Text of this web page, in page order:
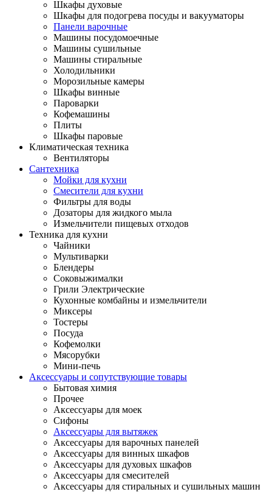
Шкафы духовые
Шкафы для подогрева посуды и вакууматоры
Панели варочные
Машины посудомоечные
Машины сушильные
Машины стиральные
Холодильники
Морозильные камеры
Шкафы винные
Пароварки
Кофемашины
Плиты
Шкафы паровые
Климатическая техника
Вентиляторы
Сантехника
Мойки для кухни
Смесители для кухни
Фильтры для воды
Дозаторы для жидкого мыла
Измельчители пищевых отходов
Техника для кухни
Чайники
Мультиварки
Блендеры
Соковыжималки
Грили Электрические
Кухонные комбайны и измельчители
Миксеры
Тостеры
Посуда
Кофемолки
Мясорубки
Мини-печь
Аксессуары и сопутствующие товары
Бытовая химия
Прочее
Аксессуары для моек
Сифоны
Аксессуары для вытяжек
Аксессуары для варочных панелей
Аксессуары для винных шкафов
Аксессуары для духовых шкафов
Аксессуары для смесителей
Аксессуары для стиральных и сушильных машин